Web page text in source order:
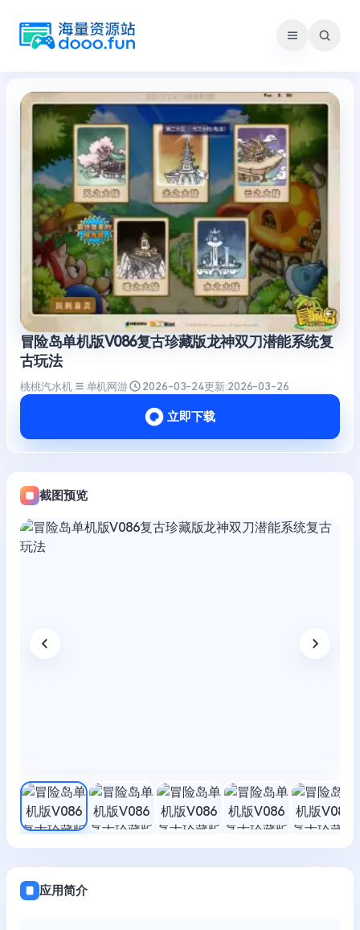
冒险岛单机版V086复古珍藏版龙神双刀潜能系统复
古玩法
桃桃汽水机 单机网游 2026-03-24更新:2026-03-26
立即下载
截图预览
应用简介